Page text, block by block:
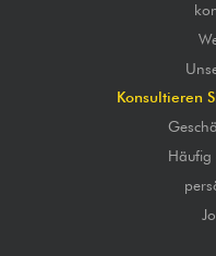
Konsultieren
Häufig